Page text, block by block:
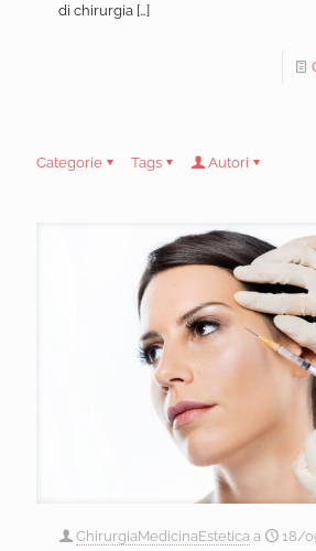
di chirurgia […]
Categorie Tags Autori
ChirurgiaMedicinaEstetica a 18/